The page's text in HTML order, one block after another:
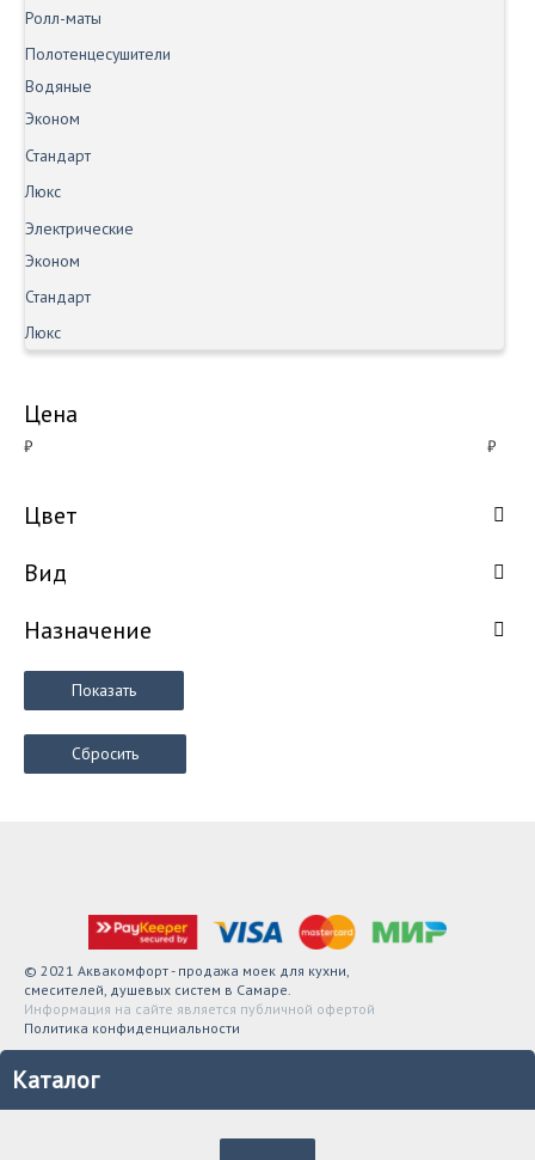
Ролл-маты
Полотенцесушители
Водяные
Эконом
Стандарт
Люкс
Электрические
Эконом
Стандарт
Люкс
Цена
₽ ₽
Цвет
Вид
Назначение
Показать
Сбросить
© 2021 Аквакомфорт - продажа моек для кухни,
смесителей, душевых систем в Самаре.
Информация на сайте является публичной офертой
Политика конфиденциальности
Каталог